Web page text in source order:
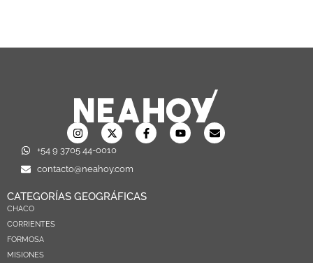
+54 9 3705 44-0010
contacto@neahoy.com
CATEGORÍAS GEOGRÁFICAS
CHACO
CORRIENTES
FORMOSA
MISIONES